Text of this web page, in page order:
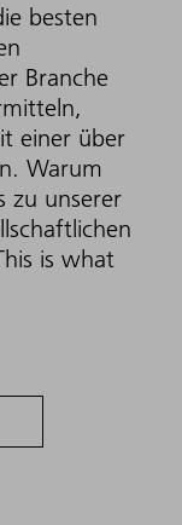
besten
Branche
einer über
Warum
zu unserer
is what